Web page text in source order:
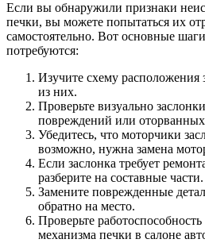
Если вы обнаружили признаки
печки, вы можете попытаться их
самостоятельно. Вот основные
потребуются:
Изучите схему расположения
из них.
Проверьте визуально
повреждений или
Убедитесь, что моторчики
возможно, нужна замена
Если заслонка требует
разберите на составные части.
Замените поврежденные
обратно на место.
Проверьте
механизма печки в салоне